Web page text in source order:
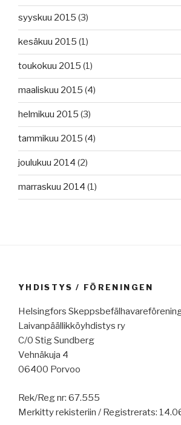
syyskuu 2015 (3)
kesäkuu 2015 (1)
toukokuu 2015 (1)
maaliskuu 2015 (4)
helmikuu 2015 (3)
tammikuu 2015 (4)
joulukuu 2014 (2)
marraskuu 2014 (1)
YHDISTYS / FÖRENINGEN
Helsingfors
Laivanpäällikköyhdistys ry
C/0 Stig Sundberg
Vehnäkuja 4
06400 Porvoo
Rek/Reg nr: 67.555
Merkitty rekisteriin / Registrerats: